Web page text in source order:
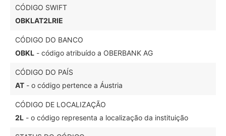
CÓDIGO SWIFT
OBKLAT2LRIE
CÓDIGO DO BANCO
OBKL - código atribuído a OBERBANK AG
CÓDIGO DO PAÍS
AT - o código pertence a Áustria
CÓDIGO DE LOCALIZAÇÃO
2L - o código representa a localização da instituição